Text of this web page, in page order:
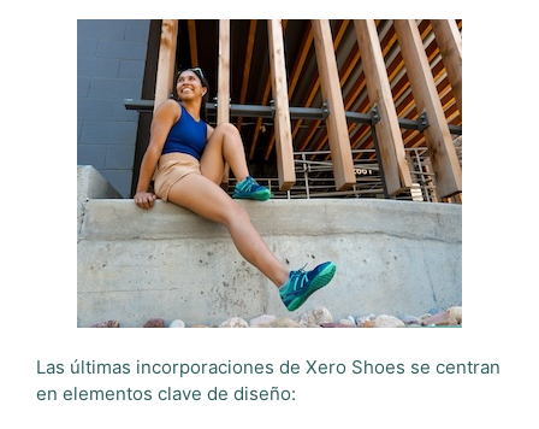
Las últimas incorporaciones de Xero Shoes se centran
en elementos clave de diseño: